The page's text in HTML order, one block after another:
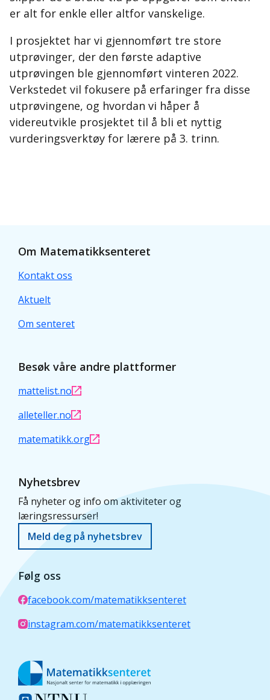
er alt for enkle eller altfor vanskelige.
I prosjektet har vi gjennomført tre store
utprøvinger, der den første adaptive
utprøvingen ble gjennomført vinteren 2022.
Verkstedet vil fokusere på erfaringer fra disse
utprøvingene, og hvordan vi håper å
videreutvikle prosjektet til å bli et nyttig
vurderingsverktøy for lærere på 3. trinn.
Om Matematikksenteret
Kontakt oss
Aktuelt
Om senteret
Besøk våre andre plattformer
mattelist.no
alleteller.no
matematikk.org
Nyhetsbrev
Få nyheter og info om aktiviteter og
læringsressurser!
Meld deg på nyhetsbrev
Følg oss
facebook.com/matematikksenteret
instagram.com/matematikksenteret